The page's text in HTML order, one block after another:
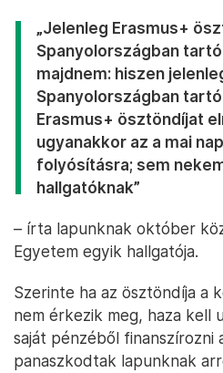
„Jelenleg Erasmus+
Spanyolországban
majdnem: hiszen
Spanyolországban
Erasmus+ ösztöndíjat
ugyanakkor az a mai
folyósításra; sem
hallgatóknak”
– írta lapunknak október
Egyetem egyik hallgatója.
Szerinte ha az ösztöndíja a
nem érkezik meg, haza kell
saját pénzéből finanszírozni
panaszkodtak lapunknak